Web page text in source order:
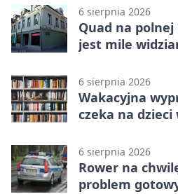
6 sierpnia 2026
Quad na polnej
jest mile
6 sierpnia 2026
Wakacyjna
czeka na dzieci
6 sierpnia 2026
Rower na
problem